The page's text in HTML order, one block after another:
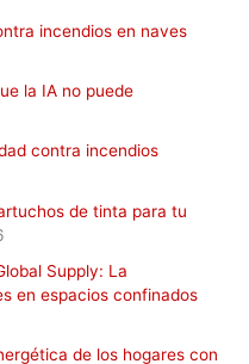
incendios en naves
la IA no puede
contra incendios
de tinta para tu
Supply: La
en espacios confinados
de los hogares con